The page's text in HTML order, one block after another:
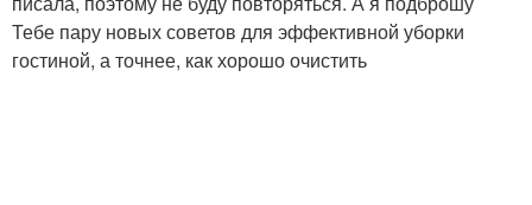
Тебе пару новых советов для эффективной уборки
гостиной, а точнее, как хорошо очистить